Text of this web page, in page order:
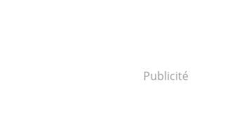
Publicité